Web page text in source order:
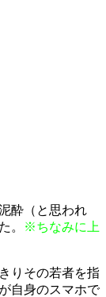
酔（と思われ
。
※ちなみに上
りその若者を指
自身のスマホで